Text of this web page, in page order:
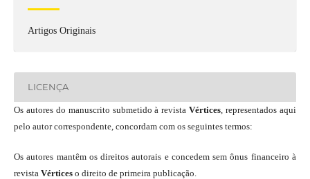
Artigos Originais
LICENÇA
Os autores do manuscrito submetido à revistaVértices , representados aqui
pelo autor correspondente, concordam com os seguintes termos:
Os autores mantêm os direitos autorais e concedem sem ônus financeiro à
revista Vértices o direito de primeira publicação.